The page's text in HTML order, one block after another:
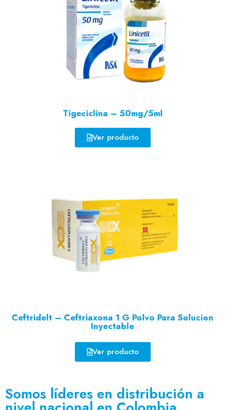
Tigeciclina – 50mg/5ml
Ver producto
Ceftridelt – Ceftriaxona 1 G Polvo Para Solucion
Inyectable
Ver producto
Somos líderes en distribución a